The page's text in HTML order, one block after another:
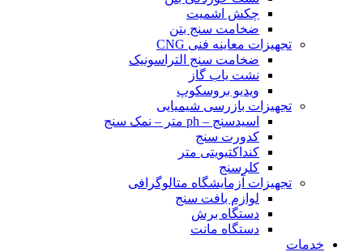
چکش اشمیت
ضخامت سنج بتن
تجهیزات معاینه فنی CNG
ضخامت سنج التراسونیک
نشت یاب گاز
ویدیو بروسکوپ
تجهیزات بازرسی شیمیایی
اسیدسنج – ph متر – نمک سنج
کدورت سنج
کنداکتیویتی متر
کلرسنج
تجهیزات آزمایشگاه متالوگرافی
لوازم بافت سنج
دستگاه برش
دستگاه مانت
خدمات